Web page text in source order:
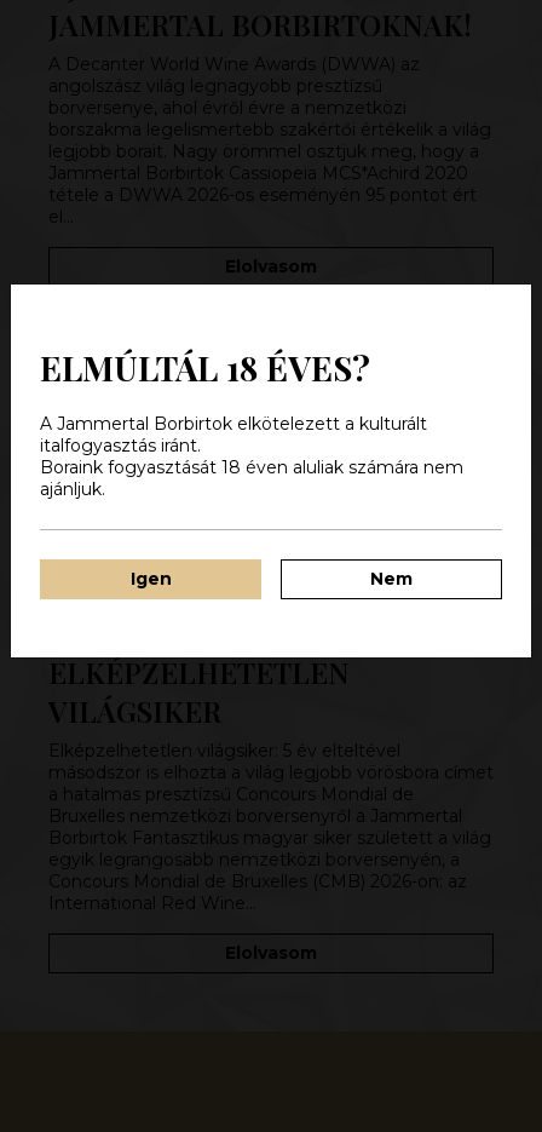
JAMMERTAL BORBIRTOKNAK!
A Decanter World Wine Awards (DWWA) az
angolszász világ legnagyobb presztízsű
borversenye, ahol évről évre a nemzetközi
borszakma legelismertebb szakértői értékelik a világ
legjobb borait. Nagy örömmel osztjuk meg, hogy a
Jammertal Borbirtok Cassiopeia MCS*Achird 2020
tétele a DWWA 2026-os eseményén 95 pontot ért
el…
Elolvasom
ELKÉPZELHETETLEN
VILÁGSIKER
Elképzelhetetlen világsiker: 5 év elteltével
másodszor is elhozta a világ legjobb vörösbora címet
a hatalmas presztízsű Concours Mondial de
Bruxelles nemzetközi borversenyről a Jammertal
Borbirtok Fantasztikus magyar siker született a világ
egyik legrangosabb nemzetközi borversenyén, a
Concours Mondial de Bruxelles (CMB) 2026-on: az
International Red Wine…
Elolvasom
ELMÚLTÁL 18 ÉVES?
A Jammertal Borbirtok elkötelezett a kulturált
italfogyasztás iránt.
Boraink fogyasztását 18 éven aluliak számára nem
ajánljuk.
Igen Nem